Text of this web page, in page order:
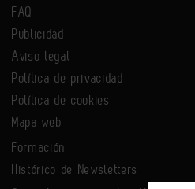
FAQ
Publicidad
Aviso legal
Política de privacidad
Política de cookies
Mapa web
Formación
Histórico de Newsletters